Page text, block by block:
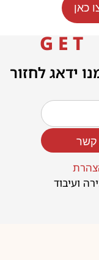
כאן
G E
ידאג לחזור
ועיבוד
קשר